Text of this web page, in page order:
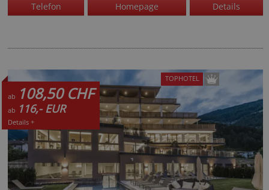
Telefon Homepage Details
ab 108,50 CHF
ab 116,- EUR
Details +
TOPHOTEL